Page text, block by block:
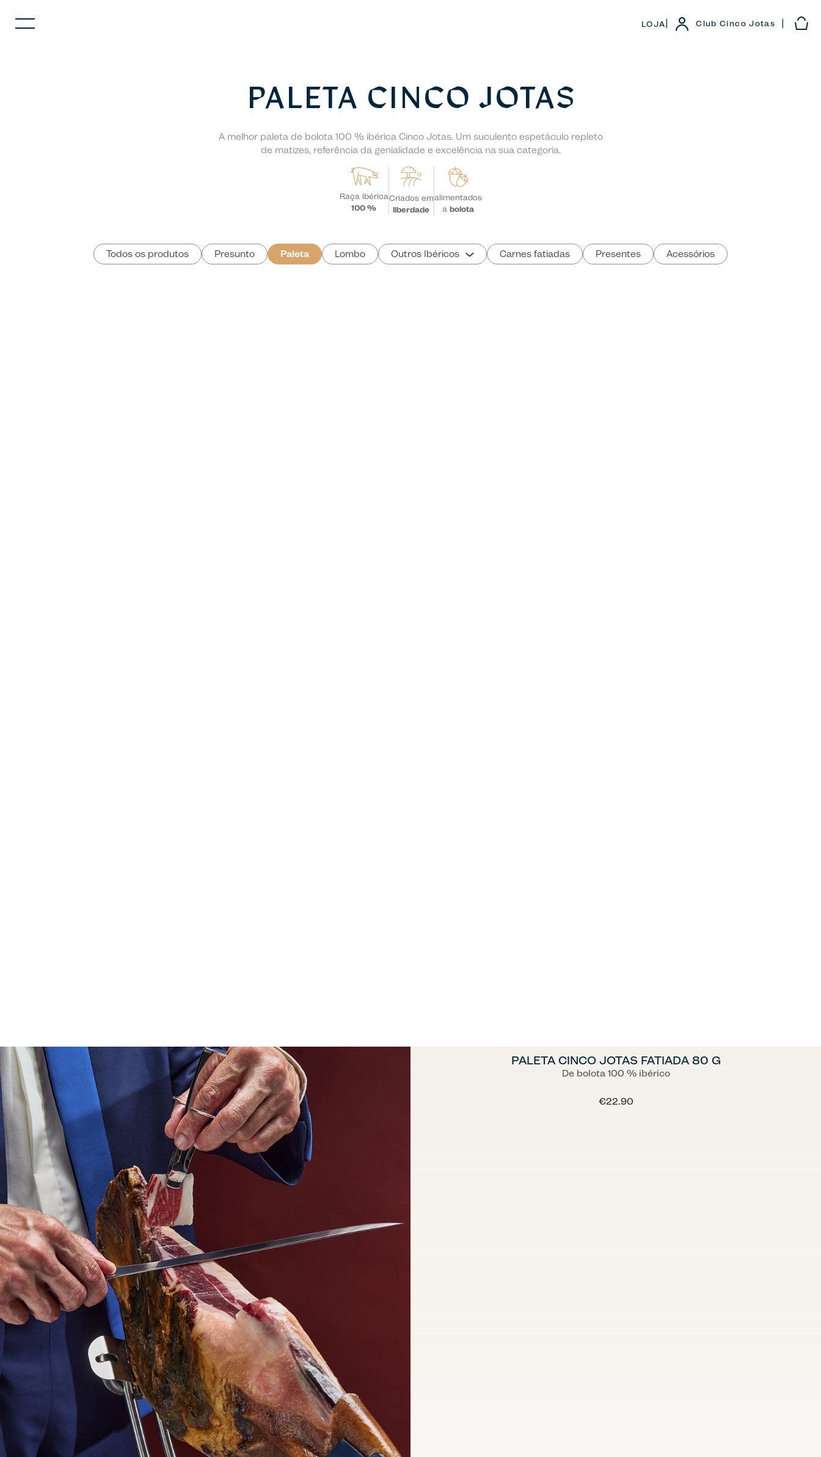
LOJA Club Cinco Jotas
PALETA CINCO JOTAS
A melhor paleta de bolota 100 % ibérica Cinco Jotas. Um suculento espetáculo repleto
de matizes, referência da genialidade e excelência na sua categoria.
Raça ibérica
100 %
Criados em
liberdade
alimentados
a bolota
Todos os produtos Presunto Paleta Lombo Outros Ibéricos Carnes fatiadas Presentes Acessórios
PALETA CINCO JOTAS FATIADA 80 G
De bolota 100 % ibérico
€22.90